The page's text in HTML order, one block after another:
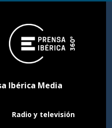
Ibérica Media
Radio y televisión